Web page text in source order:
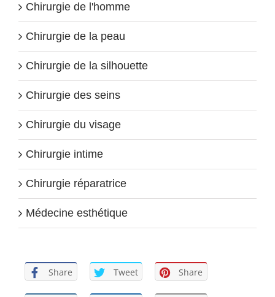
Chirurgie de l'homme
Chirurgie de la peau
Chirurgie de la silhouette
Chirurgie des seins
Chirurgie du visage
Chirurgie intime
Chirurgie réparatrice
Médecine esthétique
Share Tweet Share